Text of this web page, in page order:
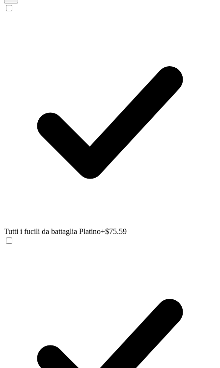
Tutti i fucili da battaglia Platino+$75.59